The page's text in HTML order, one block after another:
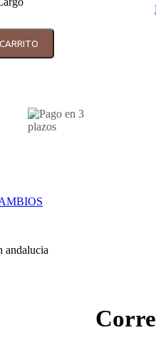
Watch cantidad